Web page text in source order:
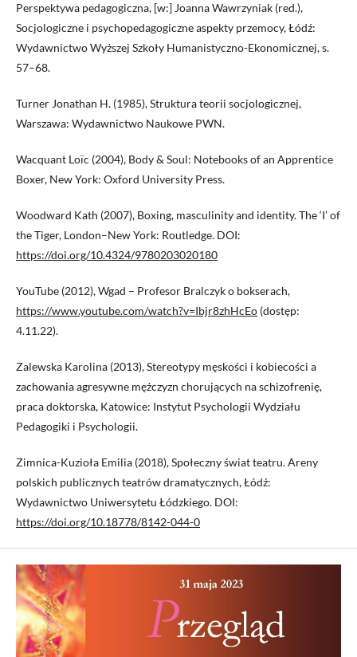
Perspektywa pedagogiczna, [w:] Joanna Wawrzyniak (red.),
Socjologiczne i psychopedagogiczne aspekty przemocy, Łódź:
Wydawnictwo Wyższej Szkoły Humanistyczno-Ekonomicznej, s.
57–68.
Turner Jonathan H. (1985), Struktura teorii socjologicznej,
Warszawa: Wydawnictwo Naukowe PWN.
Wacquant Loïc (2004), Body & Soul: Notebooks of an Apprentice
Boxer, New York: Oxford University Press.
Woodward Kath (2007), Boxing, masculinity and identity. The ‘I’ of
the Tiger, London–New York: Routledge. DOI:
https://doi.org/10.4324/9780203020180
YouTube (2012), Wgad – Profesor Bralczyk o bokserach,
https://www.youtube.com/watch?v=Ibjr8zhHcEo (dostęp:
4.11.22).
Zalewska Karolina (2013), Stereotypy męskości i kobiecości a
zachowania agresywne mężczyzn chorujących na schizofrenię,
praca doktorska, Katowice: Instytut Psychologii Wydziału
Pedagogiki i Psychologii.
Zimnica-Kuzioła Emilia (2018), Społeczny świat teatru. Areny
polskich publicznych teatrów dramatycznych, Łódź:
Wydawnictwo Uniwersytetu Łódzkiego. DOI:
https://doi.org/10.18778/8142-044-0